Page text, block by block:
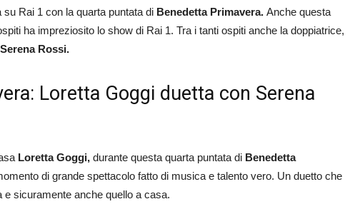
su Rai 1 con la quarta puntata di Benedetta Primavera. Anche questa
ha impreziosito lo show di Rai 1. Tra i tanti ospiti anche la doppiatrice,
Serena Rossi.
Loretta Goggi duetta con Serena
Loretta Goggi, durante questa quarta puntata di Benedetta
di grande spettacolo fatto di musica e talento vero. Un duetto che
e sicuramente anche quello a casa.